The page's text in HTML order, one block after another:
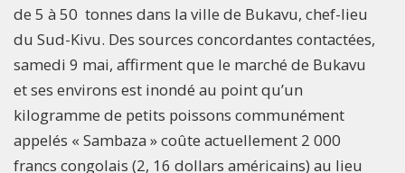
de 5 à 50 tonnes dans la ville de Bukavu, chef-lieu
du Sud-Kivu. Des sources concordantes contactées,
samedi 9 mai, affirment que le marché de Bukavu
et ses environs est inondé au point qu’un
kilogramme de petits poissons communément
appelés « Sambaza » coûte actuellement 2 000
francs congolais (2, 16 dollars américains) au lieu